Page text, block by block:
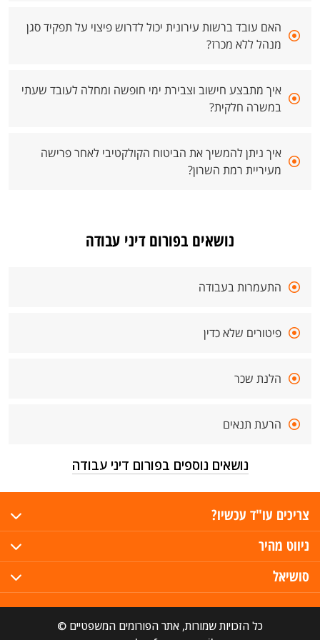
האם עובד ברשות עירונית יכול לדרוש פיצוי על תפקיד סגן
מנהל ללא מכרז?
איך מתבצע חישוב וצבירת ימי חופשה ומחלה לעובד שעתי
במשרה חלקית?
איך ניתן להמשיך את הביטוח הקולקטיבי לאחר פרישה
מעיריית רמת השרון?
נושאים בפורום דיני עבודה
התעמרות בעבודה
פיטורים שלא כדין
הלנת שכר
הרעת תנאים
נושאים נוספים בפורום דיני עבודה
צריכים עו"ד עכשיו?
ניווט מהיר
סושיאל
כל הזכויות שמורות, אתר הפורומים המשפטיים ©